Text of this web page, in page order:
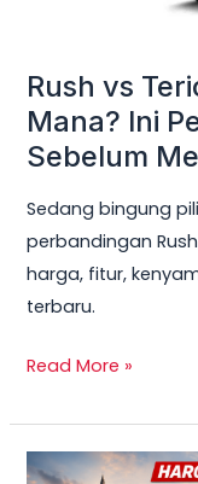
Rush vs
Mana? Ini
Sebelum
Sedang bingung
perbandingan
harga, fitur,
terbaru.
Membeli
SUV
Keluarga
Read More »
TERBARU!